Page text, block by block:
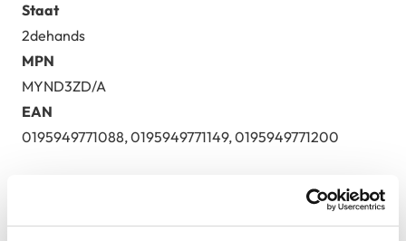
Staat
2dehands
MPN
MYND3ZD/A
EAN
0195949771088, 0195949771149, 0195949771200